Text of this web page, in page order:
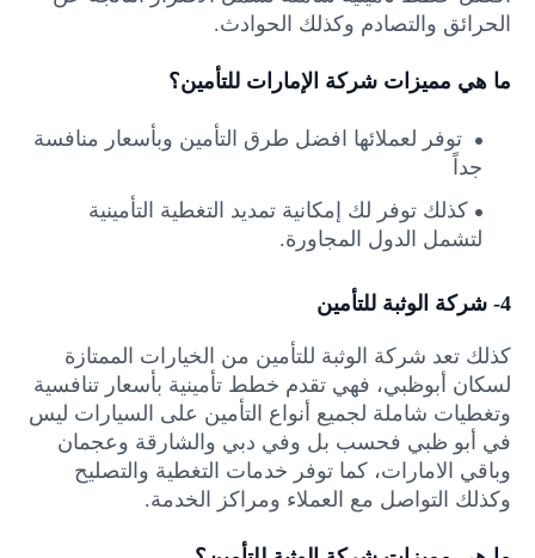
الحرائق والتصادم وكذلك الحوادث.
ما هي مميزات شركة الإمارات للتأمين؟
توفر لعملائها افضل طرق التأمين وبأسعار منافسة
جداً
كذلك توفر لك إمكانية تمديد التغطية التأمينية
لتشمل الدول المجاورة.
4- شركة الوثبة للتأمين
كذلك تعد شركة الوثبة للتأمين من الخيارات الممتازة
لسكان أبوظبي، فهي تقدم خطط تأمينية بأسعار تنافسية
وتغطيات شاملة لجميع أنواع التأمين على السيارات ليس
في أبو ظبي فحسب بل وفي دبي والشارقة وعجمان
وباقي الامارات، كما توفر خدمات التغطية والتصليح
وكذلك التواصل مع العملاء ومراكز الخدمة.